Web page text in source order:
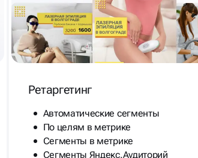
Ретаргетинг
Автоматические сегменты
По целям в метрике
Сегменты в метрике
Сегменты Яндекс.Аудиторий